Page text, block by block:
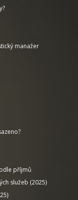
manažer
příjmů
služeb (2025)